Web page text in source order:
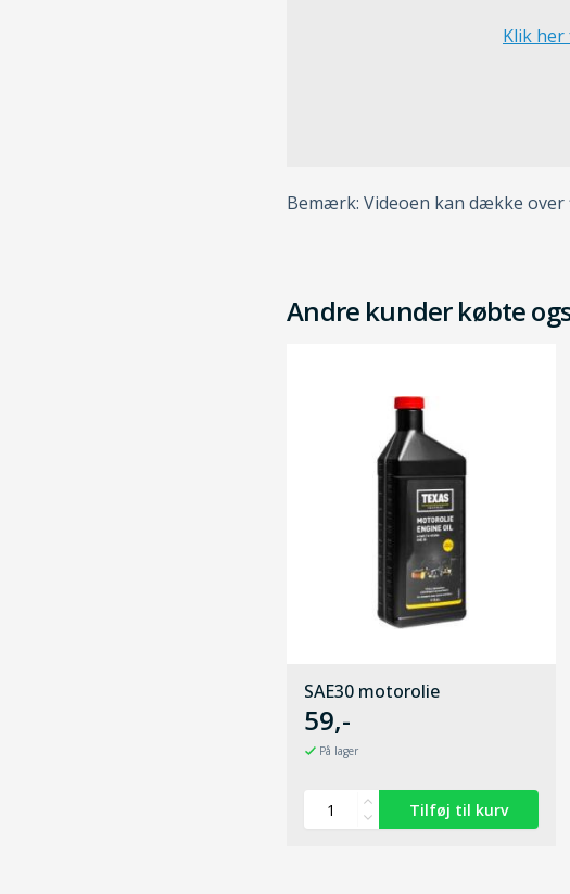
Klik
Bemærk: Videoen kan dække over
Andre kunder købte
SAE30 motorolie
59,-
På lager